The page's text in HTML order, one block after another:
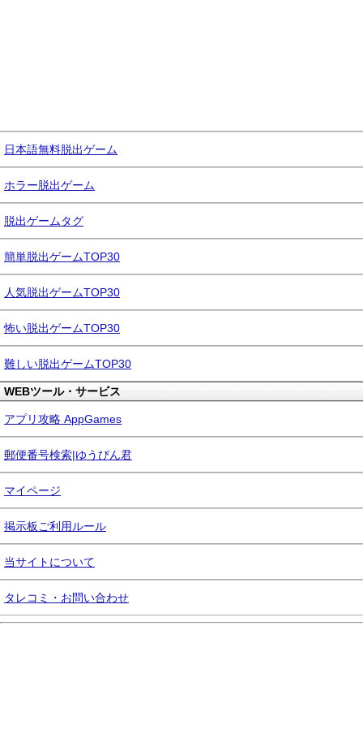
日本語無料脱出ゲーム
ホラー脱出ゲーム
脱出ゲームタグ
簡単脱出ゲームTOP30
人気脱出ゲームTOP30
怖い脱出ゲームTOP30
難しい脱出ゲームTOP30
WEBツール・サービス
アプリ攻略 AppGames
郵便番号検索|ゆうびん君
マイページ
掲示板ご利用ルール
当サイトについて
タレコミ・お問い合わせ